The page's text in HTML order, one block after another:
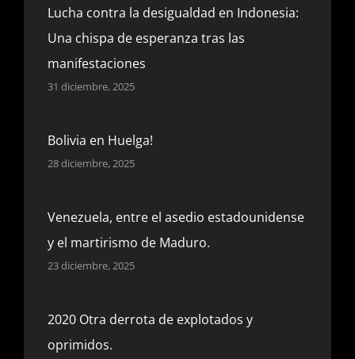
Lucha contra la desigualdad en Indonesia:
Una chispa de esperanza tras las
manifestaciones
31 diciembre, 2025
Bolivia en Huelga!
28 diciembre, 2025
Venezuela, entre el asedio estadounidense
y el martirismo de Maduro.
23 diciembre, 2025
2020 Otra derrota de explotados y
oprimidos.